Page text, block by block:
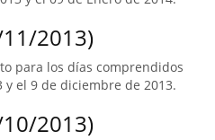
2013)
para los días comprendidos
el 9 de diciembre de 2013.
2013)